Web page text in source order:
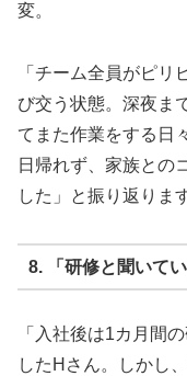
変。
「チーム全員がピ
び交う状態。深夜ま
てまた作業をする日
日帰れず、家族との
した」と振り返りま
8. 「研修と聞いて
「入社後は1カ月間
したHさん。しかし